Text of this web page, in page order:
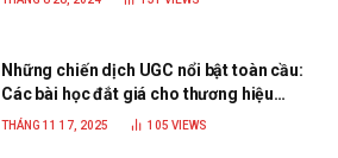
Những chiến dịch UGC nổi bật toàn cầu:
Các bài học đắt giá cho thương hiệu
năm 2025
THÁNG 11 17, 2025 105 VIEWS